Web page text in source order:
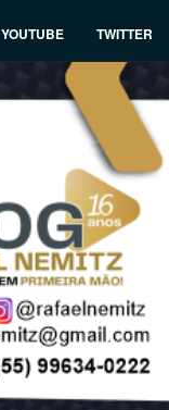
YOUTUBE TWITTER